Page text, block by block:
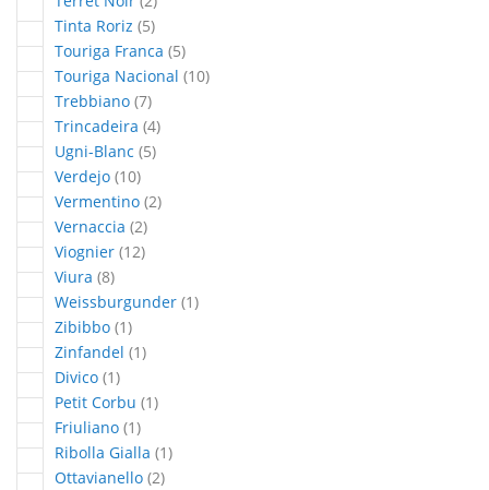
Tinta Roriz 5articles
Touriga Franca 5articles
Touriga Nacional 10articles
Trebbiano 7articles
Trincadeira 4articles
Ugni-Blanc 5articles
Verdejo 10articles
Vermentino 2articles
Vernaccia 2articles
Viognier 12articles
Viura 8articles
Weissburgunder 1article
Zibibbo 1article
Zinfandel 1article
Divico 1article
Petit Corbu 1article
Friuliano 1article
Ribolla Gialla 1article
Ottavianello 2articles